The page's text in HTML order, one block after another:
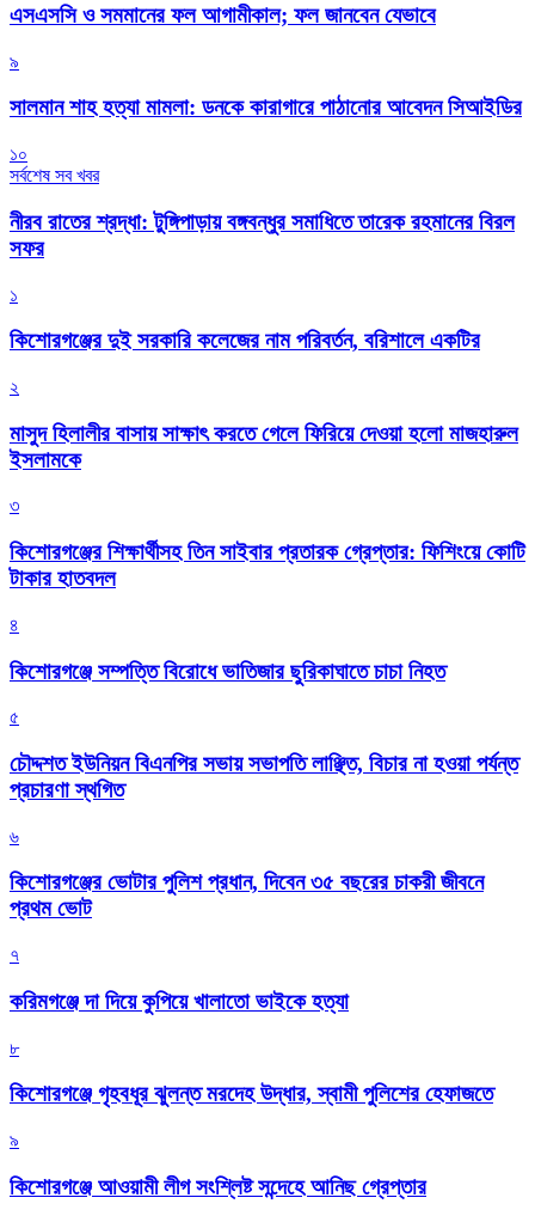
এসএসসি ও সমমানের ফল আগামীকাল; ফল জানবেন যেভাবে
৯
সালমান শাহ হত্যা মামলা: ডনকে কারাগারে পাঠানোর আবেদন সিআইডির
১০
সর্বশেষ সব খবর
নীরব রাতের শ্রদ্ধা: টুঙ্গিপাড়ায় বঙ্গবন্ধুর সমাধিতে তারেক রহমানের বিরল
সফর
১
কিশোরগঞ্জের দুই সরকারি কলেজের নাম পরিবর্তন, বরিশালে একটির
২
মাসুদ হিলালীর বাসায় সাক্ষাৎ করতে গেলে ফিরিয়ে দেওয়া হলো মাজহারুল
ইসলামকে
৩
কিশোরগঞ্জের শিক্ষার্থীসহ তিন সাইবার প্রতারক গ্রেপ্তার: ফিশিংয়ে কোটি
টাকার হাতবদল
৪
কিশোরগঞ্জে সম্পত্তি বিরোধে ভাতিজার ছুরিকাঘাতে চাচা নিহত
৫
চৌদ্দশত ইউনিয়ন বিএনপির সভায় সভাপতি লাঞ্ছিত, বিচার না হওয়া পর্যন্ত
প্রচারণা স্থগিত
৬
কিশোরগঞ্জের ভোটার পুলিশ প্রধান, দিবেন ৩৫ বছরের চাকরী জীবনে
প্রথম ভোট
৭
করিমগঞ্জে দা দিয়ে কুপিয়ে খালাতো ভাইকে হত্যা
৮
কিশোরগঞ্জে গৃহবধূর ঝুলন্ত মরদেহ উদ্ধার, স্বামী পুলিশের হেফাজতে
৯
কিশোরগঞ্জে আওয়ামী লীগ সংশ্লিষ্ট সন্দেহে আনিছ গ্রেপ্তার